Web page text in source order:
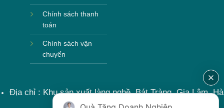
Chính sách thanh
toán
Chính sách vận
chuyển
Địa chỉ : Khu sản xuất làng nghề, Bát Tràng, Gia Lâm, Hà
Nội, Việt Nam